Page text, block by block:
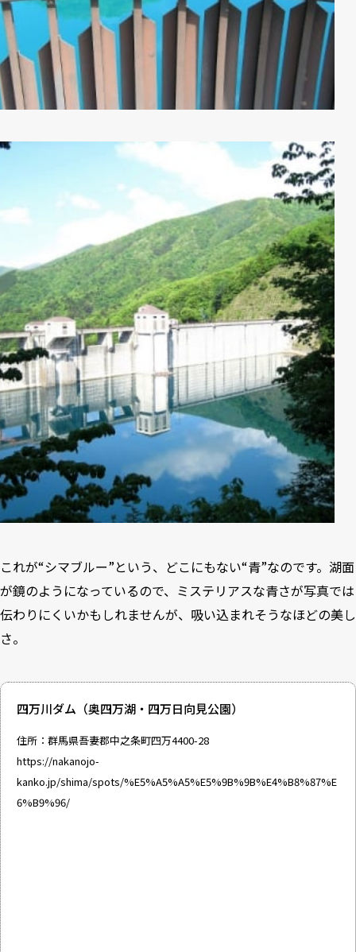
これが“シマブルー”という、どこにもない“青”なのです。湖面
が鏡のようになっているので、ミステリアスな青さが写真では
伝わりにくいかもしれませんが、吸い込まれそうなほどの美し
さ。
四万川ダム（奥四万湖・四万日向見公園）
住所：群馬県吾妻郡中之条町四万4400-28
https://nakanojo-
kanko.jp/shima/spots/%E5%A5%A5%E5%9B%9B%E4%B8%87%E
6%B9%96/